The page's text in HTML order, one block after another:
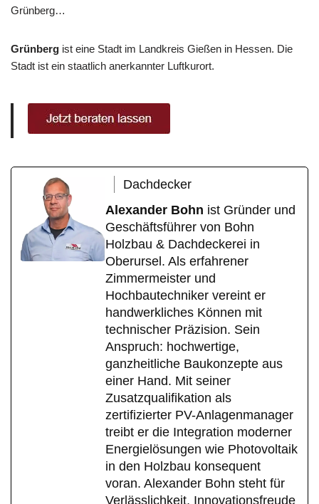
Grünberg…
Grünberg ist eine Stadt im Landkreis Gießen in Hessen. Die
Stadt ist ein staatlich anerkannter Luftkurort.
Dachdecker
Alexander Bohn ist Gründer und
Geschäftsführer von Bohn
Holzbau & Dachdeckerei in
Oberursel. Als erfahrener
Zimmermeister und
Hochbautechniker vereint er
handwerkliches Können mit
technischer Präzision. Sein
Anspruch: hochwertige,
ganzheitliche Baukonzepte aus
einer Hand. Mit seiner
Zusatzqualifikation als
zertifizierter PV-Anlagenmanager
treibt er die Integration moderner
Energielösungen wie Photovoltaik
in den Holzbau konsequent
voran. Alexander Bohn steht für
Verlässlichkeit, Innovationsfreude